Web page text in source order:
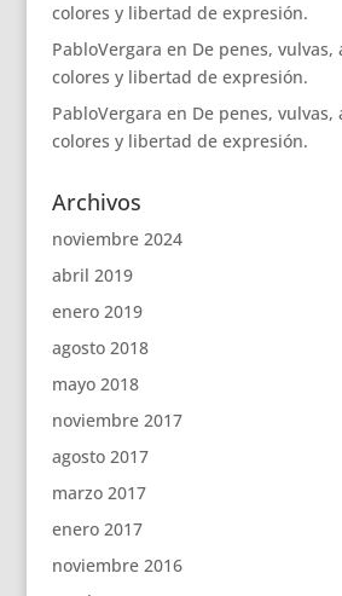
colores y libertad de expresión.
PabloVergara en De penes, vulvas,
colores y libertad de expresión.
PabloVergara en De penes, vulvas,
colores y libertad de expresión.
Archivos
noviembre 2024
abril 2019
enero 2019
agosto 2018
mayo 2018
noviembre 2017
agosto 2017
marzo 2017
enero 2017
noviembre 2016